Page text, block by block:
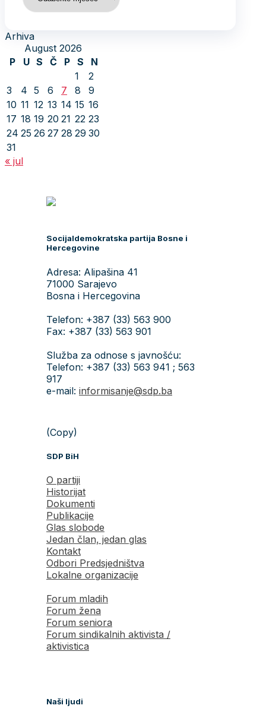
Arhiva
August 2026
P
U S Č P S
N
1
2
3
4 5 6 7 8
9
10 11 12 13 14 15 16
17 18 19 20 21 22 23
24 25 26 27 28 29 30
31
« jul
Socijaldemokratska partija Bosne i
Hercegovine
Adresa: Alipašina 41
71000 Sarajevo
Bosna i Hercegovina
Telefon: +387 (33) 563 900
Fax: +387 (33) 563 901
Služba za odnose s javnošću:
Telefon: +387 (33) 563 941 ; 563
917
e-mail: informisanje@sdp.ba
(Copy)
SDP BiH
O partiji
Historijat
Dokumenti
Publikacije
Glas slobode
Jedan član, jedan glas
Kontakt
Odbori Predsjedništva
Lokalne organizacije
Forum mladih
Forum žena
Forum seniora
Forum sindikalnih aktivista /
aktivistica
Naši ljudi